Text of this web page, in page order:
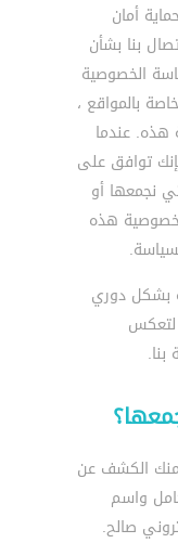
أمان
بنا بشأن
الخصوصية
بالمواقع ،
عندما
توافق على
نجمعها أو
هذه
بشكل دوري
لتعكس
الكشف عن
واسم
صالح.